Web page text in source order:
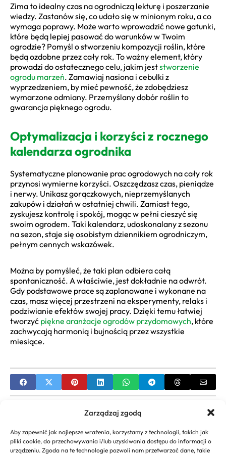
Zarządzaj zgodą
Aby zapewnić jak najlepsze wrażenia, korzystamy z technologii, takich jak
pliki cookie, do przechowywania i/lub uzyskiwania dostępu do informacji o
urządzeniu. Zgoda na te technologie pozwoli nam przetwarzać dane, takie
Zima to idealny czas na ogrodniczą lekturę i poszerzanie
wiedzy. Zastanów się, co udało się w minionym roku, a co
wymaga poprawy. Może warto wprowadzić nowe gatunki,
które będą lepiej pasować do warunków w Twoim
ogrodzie? Pomyśl o stworzeniu kompozycji roślin, które
będą ozdobne przez cały rok. To ważny element, który
prowadzi do ostatecznego celu, jakim jeststworzenie
ogrodu marzeń. Zamawiaj nasiona i cebulki z
wyprzedzeniem, by mieć pewność, że zdobędziesz
wymarzone odmiany. Przemyślany dobór roślin to
gwarancja pięknego ogrodu.
Optymalizacja i korzyści z rocznego
kalendarza ogrodnika
Systematyczne planowanie prac ogrodowych na cały rok
przynosi wymierne korzyści. Oszczędzasz czas, pieniądze
i nerwy. Unikasz gorączkowych, nieprzemyślanych
zakupów i działań w ostatniej chwili. Zamiast tego,
zyskujesz kontrolę i spokój, mogąc w pełni cieszyć się
swoim ogrodem. Taki kalendarz, udoskonalany z sezonu
na sezon, staje się osobistym dziennikiem ogrodniczym,
pełnym cennych wskazówek.
Można by pomyśleć, że taki plan odbiera całą
spontaniczność. A właściwie, jest dokładnie na odwrót.
Gdy podstawowe prace są zaplanowane i wykonane na
czas, masz więcej przestrzeni na eksperymenty, relaks i
podziwianie efektów swojej pracy. Dzięki temu łatwiej
tworzyć piękne aranżacje ogrodów przydomowych, które
zachwycają harmonią i bujnością przez wszystkie
miesiące.
Pomysły na tani ogród | Kreatywne rozwiązania i
inspiracje DIY